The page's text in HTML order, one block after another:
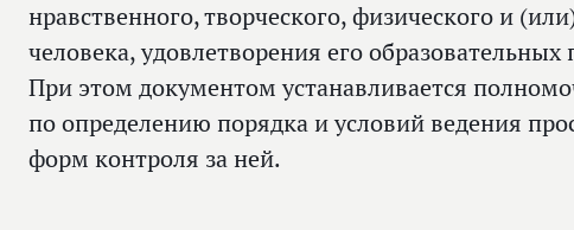
нравственного, творческого, физического и
человека, удовлетворения его образовательных
При этом документом устанавливается
по определению порядка и условий ведения
форм контроля за ней.